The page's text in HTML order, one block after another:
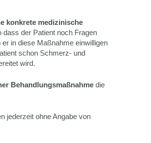
konkrete medizinische
dass der Patient noch Fragen
in diese Maßnahme einwilligen
schon Schmerz- und
wird.
Behandlungsmaßnahme die
jederzeit ohne Angabe von